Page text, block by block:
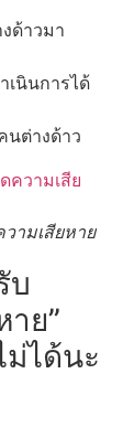
ด้าวมา
เนินการได้
นต่างด้าว
ามเสียหาย
บ
ย”
ได้นะ